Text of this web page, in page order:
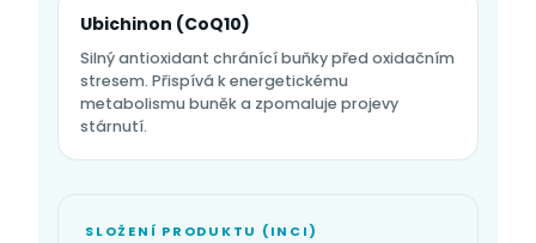
Ubichinon (CoQ10)
Silný antioxidant chránící buňky před oxidačním
stresem. Přispívá k energetickému
metabolismu buněk a zpomaluje projevy
stárnutí.
SLOŽENÍ PRODUKTU (INCI)